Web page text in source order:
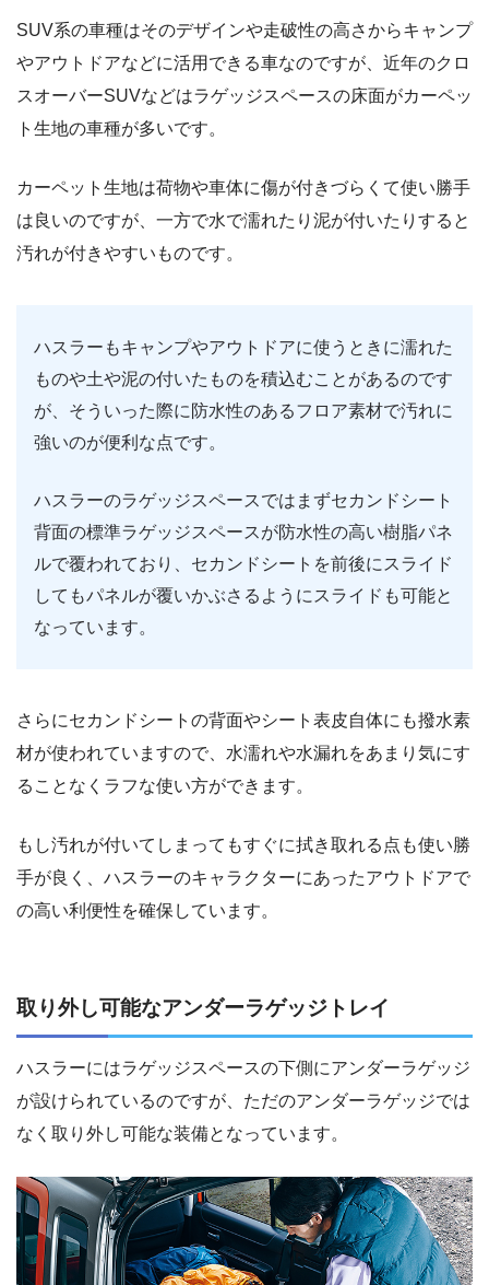
SUV系の車種はそのデザインや走破性の高さからキャンプ
やアウトドアなどに活用できる車なのですが、近年のクロ
スオーバーSUVなどはラゲッジスペースの床面がカーペッ
ト生地の車種が多いです。
カーペット生地は荷物や車体に傷が付きづらくて使い勝手
は良いのですが、一方で水で濡れたり泥が付いたりすると
汚れが付きやすいものです。
ハスラーもキャンプやアウトドアに使うときに濡れた
ものや土や泥の付いたものを積込むことがあるのです
が、そういった際に防水性のあるフロア素材で汚れに
強いのが便利な点です。
ハスラーのラゲッジスペースではまずセカンドシート
背面の標準ラゲッジスペースが防水性の高い樹脂パネ
ルで覆われており、セカンドシートを前後にスライド
してもパネルが覆いかぶさるようにスライドも可能と
なっています。
さらにセカンドシートの背面やシート表皮自体にも撥水素
材が使われていますので、水濡れや水漏れをあまり気にす
ることなくラフな使い方ができます。
もし汚れが付いてしまってもすぐに拭き取れる点も使い勝
手が良く、ハスラーのキャラクターにあったアウトドアで
の高い利便性を確保しています。
取り外し可能なアンダーラゲッジトレイ
ハスラーにはラゲッジスペースの下側にアンダーラゲッジ
が設けられているのですが、ただのアンダーラゲッジでは
なく取り外し可能な装備となっています。